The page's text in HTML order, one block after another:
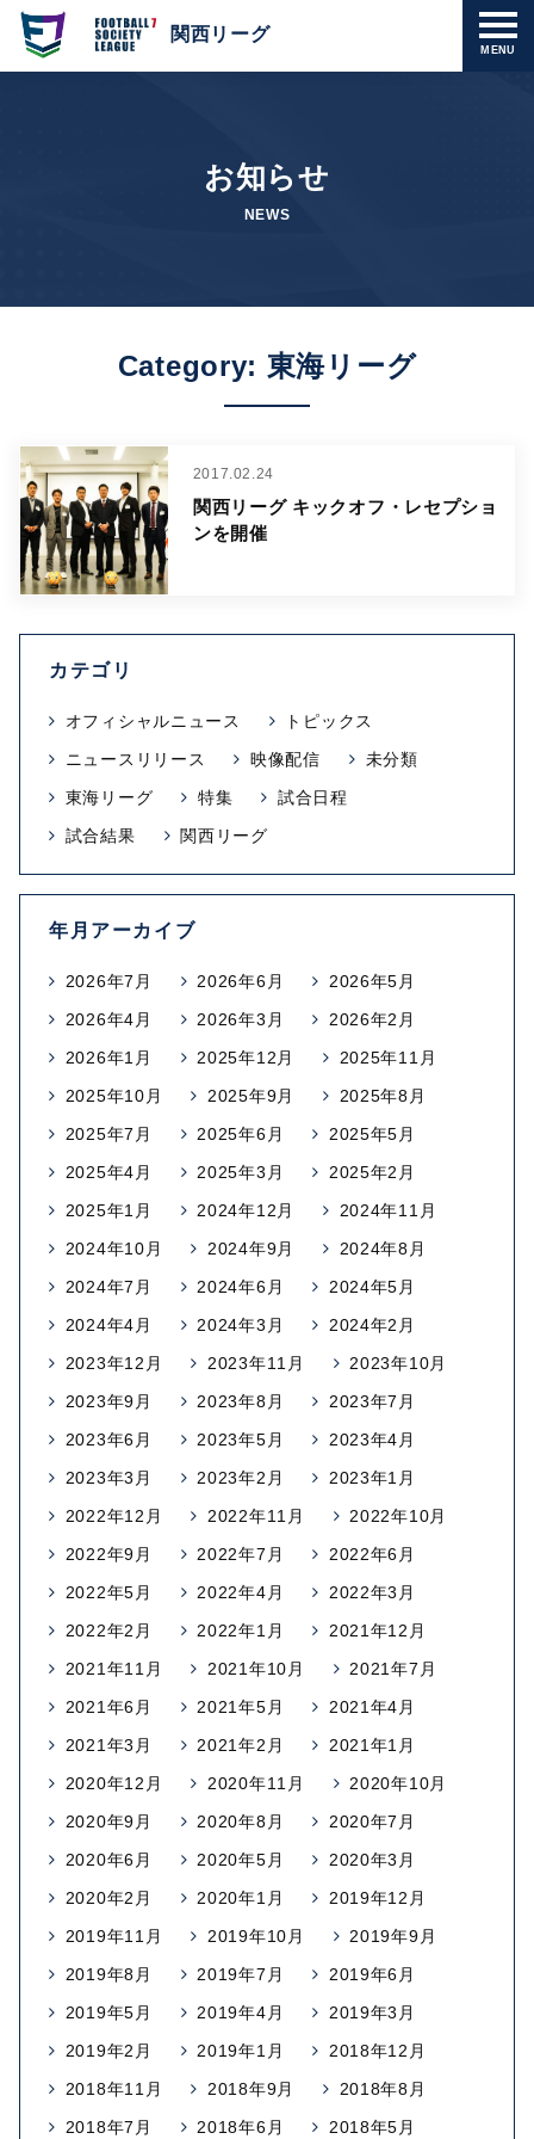
MENU
関西リーグ
お知らせ
NEWS
Category: 東海リーグ
2017.02.24
関西リーグ キックオフ・レセプショ
ンを開催
カテゴリ
オフィシャルニュース
トピックス
ニュースリリース
映像配信
未分類
東海リーグ
特集
試合日程
試合結果
関西リーグ
年月アーカイブ
2026年7月 2026年6月
2026年5月
2026年4月
2026年3月
2026年2月
2026年1月
2025年12月
2025年11月
2025年10月
2025年9月
2025年8月
2025年7月
2025年6月
2025年5月
2025年4月
2025年3月
2025年2月
2025年1月
2024年12月
2024年11月
2024年10月
2024年9月
2024年8月
2024年7月
2024年6月
2024年5月
2024年4月
2024年3月
2024年2月
2023年12月
2023年11月
2023年10月
2023年9月
2023年8月
2023年7月
2023年6月
2023年5月
2023年4月
2023年3月
2023年2月
2023年1月
2022年12月
2022年11月
2022年10月
2022年9月
2022年7月
2022年6月
2022年5月
2022年4月
2022年3月
2022年2月
2022年1月
2021年12月
2021年11月
2021年10月
2021年7月
2021年6月
2021年5月
2021年4月
2021年3月
2021年2月
2021年1月
2020年12月
2020年11月
2020年10月
2020年9月
2020年8月
2020年7月
2020年6月
2020年5月
2020年3月
2020年2月
2020年1月
2019年12月
2019年11月
2019年10月
2019年9月
2019年8月
2019年7月
2019年6月
2019年5月
2019年4月
2019年3月
2019年2月
2019年1月
2018年12月
2018年11月
2018年9月
2018年8月
2018年7月
2018年6月 2018年5月